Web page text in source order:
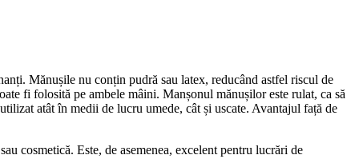
Mănușile nu conțin pudră sau latex, reducând astfel riscul de
fi folosită pe ambele mâini. Manșonul mănușilor este rulat, ca să
atât în medii de lucru umede, cât și uscate. Avantajul față de
cosmetică. Este, de asemenea, excelent pentru lucrări de